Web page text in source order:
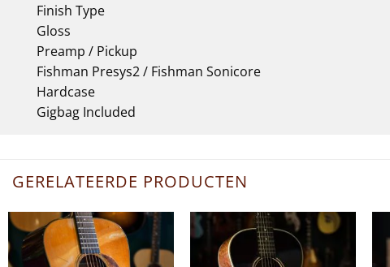
Finish Type
Gloss
Preamp / Pickup
Fishman Presys2 / Fishman Sonicore
Hardcase
Gigbag Included
GERELATEERDE PRODUCTEN